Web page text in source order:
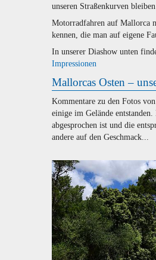
unseren Straßenkurven
Motorradfahren auf Mallorca
kennen, die man auf eigene
In unserer Diashow unten
Impressionen
Mallorcas Osten –
Kommentare zu den Fotos
einige im Gelände
abgesprochen ist und die
andere auf den Geschmack...